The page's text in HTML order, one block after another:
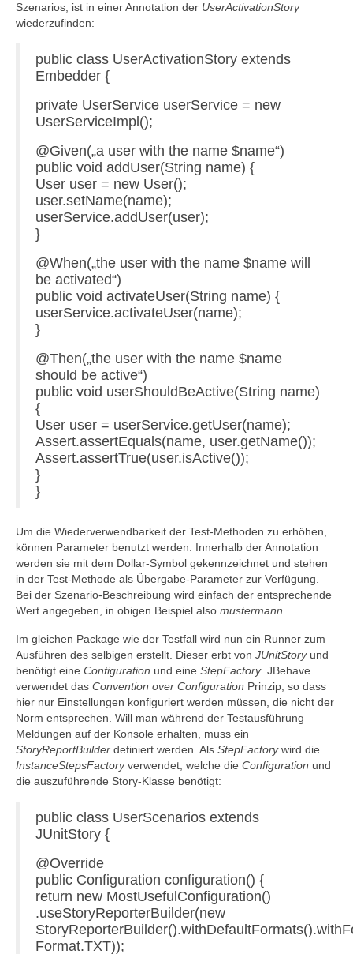
Szenarios, ist in einer Annotation der UserActivationStory
wiederzufinden:
public class UserActivationStory extends
Embedder {
private UserService userService = new
UserServiceImpl();
@Given(„a user with the name $name“)
public void addUser(String name) {
User user = new User();
user.setName(name);
userService.addUser(user);
}
@When(„the user with the name $name will
be activated“)
public void activateUser(String name) {
userService.activateUser(name);
}
@Then(„the user with the name $name
should be active“)
public void userShouldBeActive(String name)
{
User user = userService.getUser(name);
Assert.assertEquals(name, user.getName());
Assert.assertTrue(user.isActive());
}
}
Um die Wiederverwendbarkeit der Test-Methoden zu erhöhen,
können Parameter benutzt werden. Innerhalb der Annotation
werden sie mit dem Dollar-Symbol gekennzeichnet und stehen
in der Test-Methode als Übergabe-Parameter zur Verfügung.
Bei der Szenario-Beschreibung wird einfach der entsprechende
Wert angegeben, in obigen Beispiel also mustermann
Im gleichen Package wie der Testfall wird nun ein Runner zum
Ausführen des selbigen erstellt. Dieser erbt von JUnitStoryund
benötigt eine Configuration und eine StepFactory. JBehave
verwendet das Convention over Configuration Prinzip, so dass
hier nur Einstellungen konfiguriert werden müssen, die nicht der
Norm entsprechen. Will man während der Testausführung
Meldungen auf der Konsole erhalten, muss ein
StoryReportBuilder definiert werden. Als StepFactorywird die
InstanceStepsFactoryverwendet, welche die Configuration und
die auszuführende Story-Klasse benötigt:
public class UserScenarios extends
JUnitStory {
@Override
public Configuration configuration() {
return new MostUsefulConfiguration()
.useStoryReporterBuilder(new
Format.TXT));